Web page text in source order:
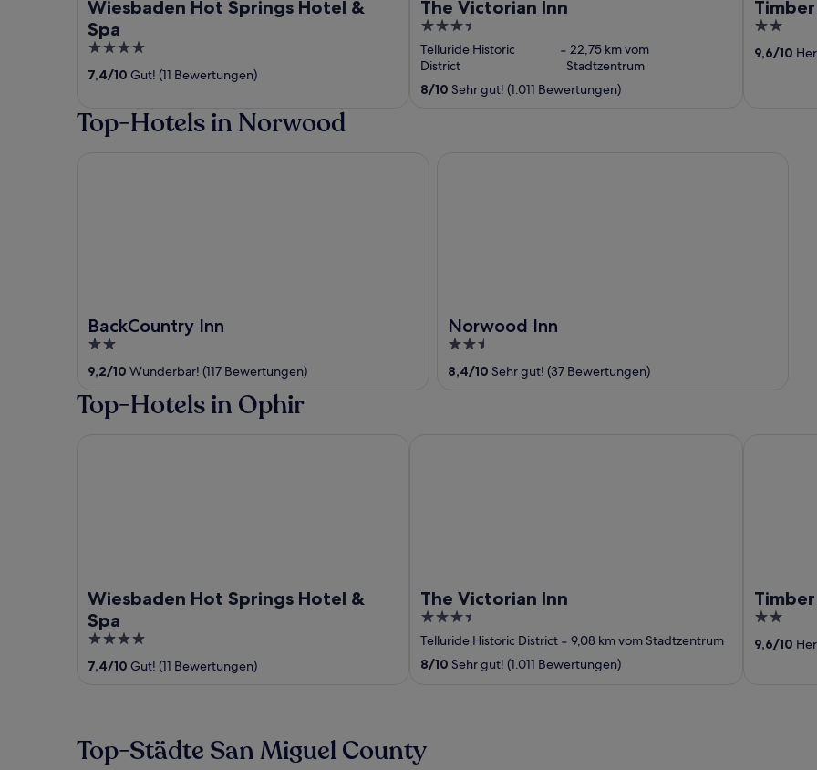
Wiesbaden Hot Springs Hotel &
Spa
4
out
of
7,4/10 Gut! (11 Bewertungen)
The Victorian Inn
3.5
out
of
5
Telluride Historic
District
‐ 22,75 km vom
Stadtzentrum
8/10 Sehr gut! (1.011 Bewertungen)
2
out
of
9,6/10
Top-Hotels in Norwood
BackCountry Inn
2
out
of
5
9,2/10 Wunderbar! (117 Bewertungen)
Norwood Inn
2.5
out
of
8,4/10 Sehr gut! (37 Bewertungen)
Top-Hotels in Ophir
Wiesbaden Hot Springs Hotel &
Spa
4
out
of
7,4/10 Gut! (11 Bewertungen)
The Victorian Inn
3.5
out
of
Telluride Historic District ‐ 9,08 km vom Stadtzentrum
8/10 Sehr gut! (1.011 Bewertungen)
2
out
of
9,6/10
Top-Städte San Miguel County